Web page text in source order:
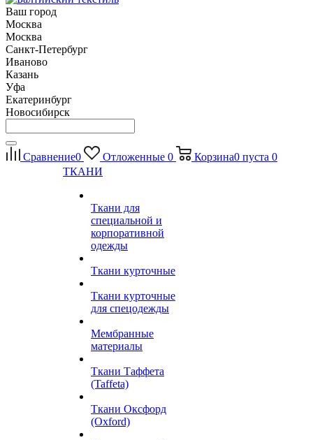
Ваш город
Москва
Москва
Санкт-Петербург
Иваново
Казань
Уфа
Екатеринбург
Новосибирск
Сравнение0 Отложенные 0 Корзина0 пуста 0
ТКАНИ
Ткани для
специальной и
корпоративной
одежды
Ткани курточные
Ткани курточные
для спецодежды
Мембранные
материалы
Ткани Таффета
(Taffeta)
Ткани Оксфорд
(Oxford)